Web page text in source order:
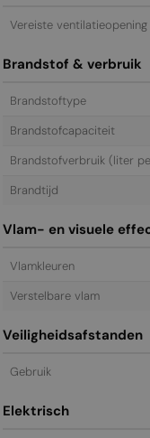
Vereiste ventilatieopening
Brandstof & verbruik
Brandstoftype
Brandstofcapaciteit
Brandstofverbruik (liter
Brandtijd
Vlam- en visuele
Vlamkleuren
Verstelbare vlam
Veiligheidsafstanden
Gebruik
Elektrisch